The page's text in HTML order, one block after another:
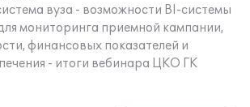
вуза - возможности BI-системы
мониторинга приемной кампании,
финансовых показателей и
- итоги вебинара ЦКО ГК